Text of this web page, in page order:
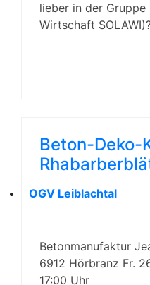
lieber in der Gruppe
Wirtschaft
Beton-Deko-
OGV Leiblachtal
Betonmanufaktur
6912 Hörbranz Fr.
17:00 Uhr